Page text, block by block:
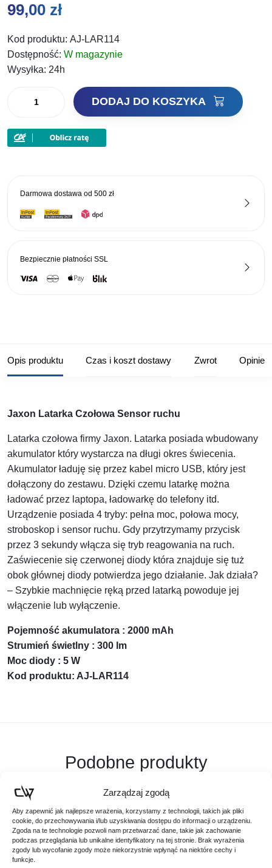
Zarządzaj zgodą
Aby zapewnić jak najlepsze wrażenia, korzystamy z technologii, takich jak pliki
cookie, do przechowywania i/lub uzyskiwania dostępu do informacji o urządzeniu.
Zgoda na te technologie pozwoli nam przetwarzać dane, takie jak zachowanie
podczas przeglądania lub unikalne identyfikatory na tej stronie. Brak wyrażenia
zgody lub wycofanie zgody może niekorzystnie wpłynąć na niektóre cechy i
funkcje.
99,00 zł
Kod produktu: AJ-LAR114
Dostępność: W magazynie
Wysyłka: 24h
Czołowa
DODAJ DO KOSZYKA
Darmowa dostawa od 500 zł
Bezpiecznie płatności SSL
Opis produktu Czas i koszt dostawy Zwrot Opinie
Jaxon Latarka Czołowa Sensor ruchu
Latarka czołowa firmy Jaxon. Latarka posiada wbudowany
akumulator który wystarcza na długi okres świecenia.
Akumulator ładuję się przez kabel micro USB, który jest
dołączony do zestawu. Dzięki czemu latarkę można
ładować przez laptopa, ładowarkę do telefony itd.
Urządzenie posiada 4 tryby: pełna moc, połowa mocy,
stroboskop i sensor ruchu. Gdy przytrzymamy przycisk
przez 3 sekundy włącza się tryb reagowania na ruch.
Zaświecenie się czerwonej diody która znajduje się tuż
obok głównej diody potwierdza jego działanie. Jak działa?
– Szybkie machnięcie ręką przed latarką powoduje jej
włączenie lub wyłączenie.
Pojemność akumulatora : 2000 mAh
Strumień świetlny : 300 lm
Moc diody : 5 W
Kod produktu: AJ-LAR114
Podobne produkty
Poznaj podobne produkty, które mogą Ci się spodobać